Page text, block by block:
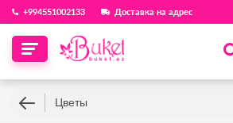
‪+994551002133‬ Доставка на адрес
Цветы